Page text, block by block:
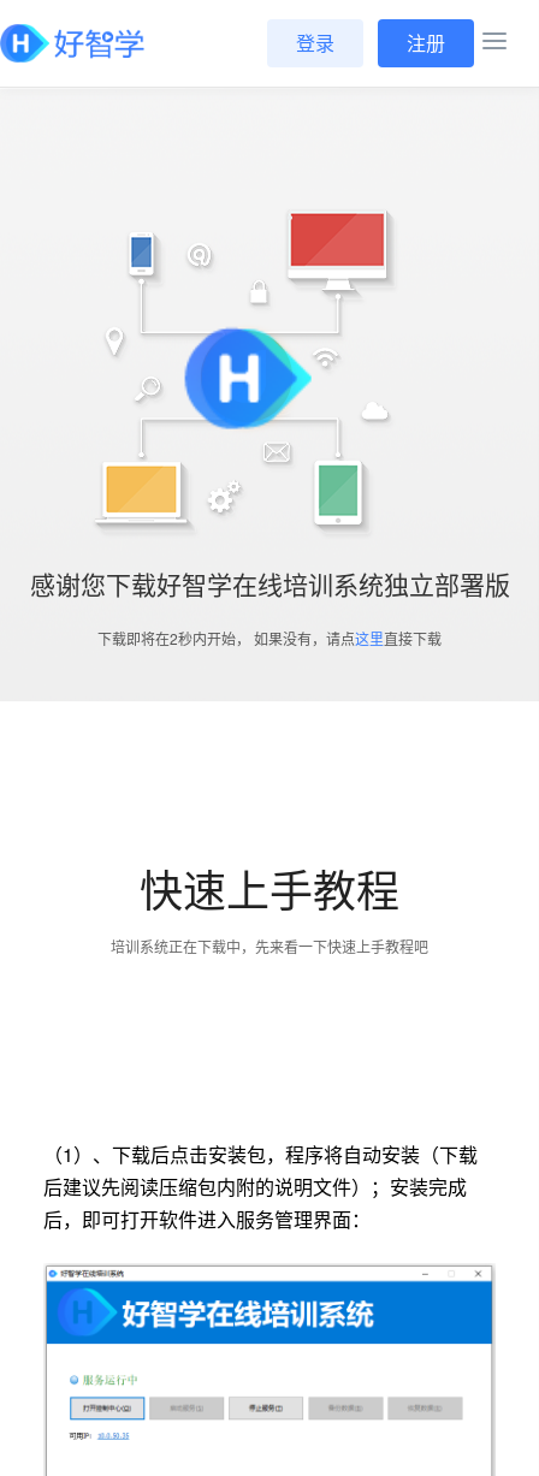
登录 注册
感谢您下载好智学在线培训系统独立部署版
下载即将在2秒内开始， 如果没有，请点这里直接下载
快速上手教程
培训系统正在下载中，先来看一下快速上手教程吧
（1）、下载后点击安装包，程序将自动安装（下载
后建议先阅读压缩包内附的说明文件）；安装完成
后，即可打开软件进入服务管理界面：